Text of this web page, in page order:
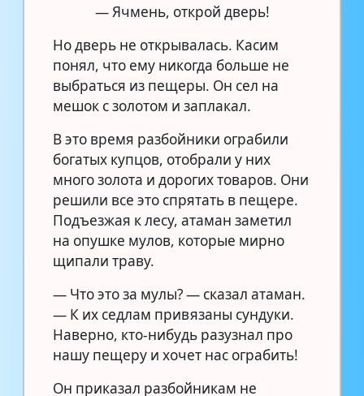
— Ячмень, открой дверь!
Но дверь не открывалась. Касим
понял, что ему никогда больше не
выбраться из пещеры. Он сел на
мешок с золотом и заплакал.
В это время разбойники ограбили
богатых купцов, отобрали у них
много золота и дорогих товаров. Они
решили все это спрятать в пещере.
Подъезжая к лесу, атаман заметил
на опушке мулов, которые мирно
щипали траву.
— Что это за мулы? — сказал атаман.
— К их седлам привязаны сундуки.
Наверно, кто-нибудь разузнал про
нашу пещеру и хочет нас ограбить!
Он приказал разбойникам не